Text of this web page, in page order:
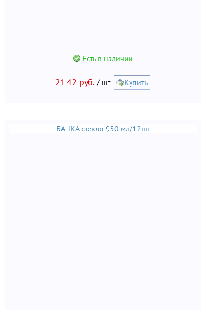
Есть в наличии
21,42 руб. / шт Купить
БАНКА стекло 950 мл/12шт